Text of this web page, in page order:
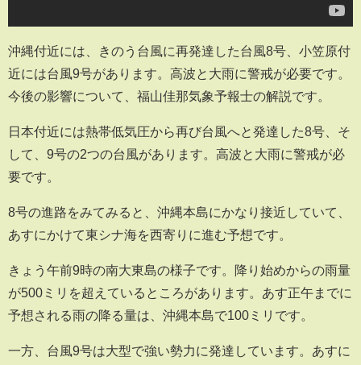
沖縄付近には、きのう台風に再発達した台風8号、小笠原付
近には台風9号があります。高波と大雨に警戒が必要です。
今後の影響について、福山佳那気象予報士の解説です。
日本付近には熱帯低気圧から再び台風へと発達した8号、そ
して、9号の2つの台風があります。高波と大雨に警戒が必
要です。
8号の進路をみてみると、沖縄本島にかなり接近していて、
あすにかけて東シナ海を西寄りに進む予想です。
きょう午前9時の南大東島の様子です。降り始めからの雨量
が500ミリを超えているところがあります。あす正午までに
予想される雨の降る量は、沖縄本島で100ミリです。
一方、台風9号は大型で強い勢力に発達しています。あすに